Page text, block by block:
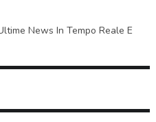
News In Tempo Reale E